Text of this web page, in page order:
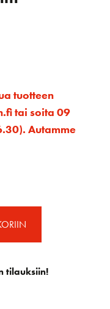
tuotteen
tai soita 09
Autamme
tilauksiin!